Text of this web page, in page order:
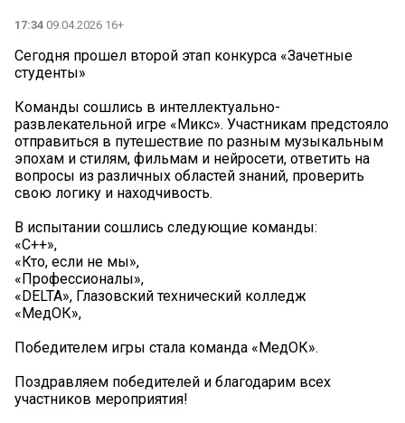
17:34 09.04.2026 16+
Сегодня прошел второй этап конкурса «Зачетные
студенты»
Команды сошлись в интеллектуально-
развлекательной игре «Микс». Участникам предстояло
отправиться в путешествие по разным музыкальным
эпохам и стилям, фильмам и нейросети, ответить на
вопросы из различных областей знаний, проверить
свою логику и находчивость.
В испытании сошлись следующие команды:
«C++»,
«Кто, если не мы»,
«Профессионалы»,
«DELTA», Глазовский технический колледж
«МедОК»,
Победителем игры стала команда «МедОК».
Поздравляем победителей и благодарим всех
участников мероприятия!